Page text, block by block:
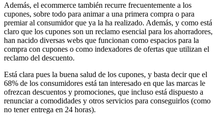
Además, el ecommerce también recurre frecuentemente a los
cupones, sobre todo para animar a una primera compra o para
premiar al consumidor que ya la ha realizado. Además, y como está
claro que los cupones son un reclamo esencial para los ahorradores,
han nacido diversas webs que funcionan como espacios para la
compra con cupones o como indexadores de ofertas que utilizan el
reclamo del descuento.
Está clara pues la buena salud de los cupones, y basta decir que el
68% de los consumidores está tan interesado en que las marcas le
ofrezcan descuentos y promociones, que incluso está dispuesto a
renunciar a comodidades y otros servicios para conseguirlos (como
no tener entrega en 24 horas).